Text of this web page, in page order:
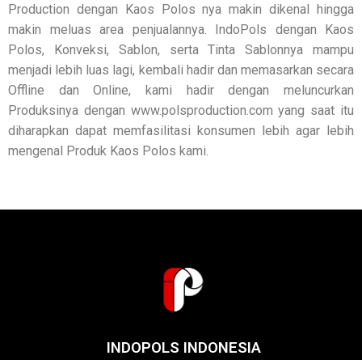
Production dengan Kaos Polos nya makin dikenal hingga
makin meluas area penjualannya. IndoPols dengan Kaos
Polos, Konveksi, Sablon, serta Tinta Sablonnya mampu
menjadi lebih luas lagi, kembali hadir dan memasarkan secara
Offline dan Online, kami hadir dengan meluncurkan
Produksinya dengan www.polsproduction.com yang saat itu
diharapkan dapat memfasilitasi konsumen lebih agar lebih
mengenal Produk Kaos Polos kami.
INDOPOLS INDONESIA